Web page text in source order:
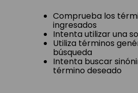
Comprueba los
ingresados
Intenta utilizar una
Utiliza términos
búsqueda
Intenta buscar
término deseado